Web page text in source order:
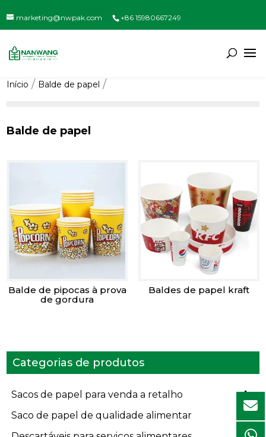
marketing@nwpak.com +86 15980667249
Início Balde de papel
Balde de papel
Balde de pipocas à prova
de gordura
Baldes de papel kraft
Categorias de produtos
+
Sacos de papel para venda a retalho
+
Saco de papel de qualidade alimentar